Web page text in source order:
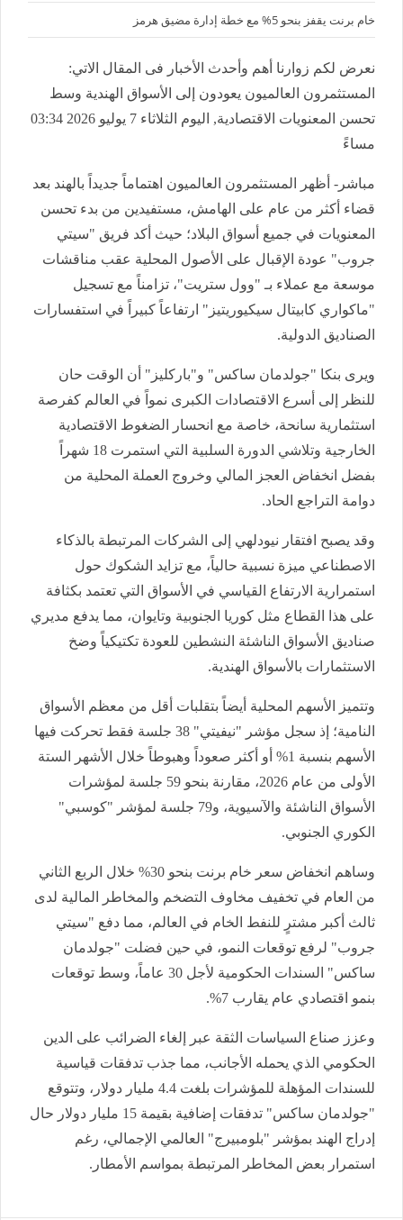
خام برنت يقفز بنحو 5% مع خطة إدارة مضيق هرمز
نعرض لكم زوارنا أهم وأحدث الأخبار فى المقال الاتي:
المستثمرون العالميون يعودون إلى الأسواق الهندية وسط
تحسن المعنويات الاقتصادية, اليوم الثلاثاء 7 يوليو 2026 03:34
مساءً
مباشر- أظهر المستثمرون العالميون اهتماماً جديداً بالهند بعد
قضاء أكثر من عام على الهامش، مستفيدين من بدء تحسن
المعنويات في جميع أسواق البلاد؛ حيث أكد فريق "سيتي
جروب" عودة الإقبال على الأصول المحلية عقب مناقشات
موسعة مع عملاء بـ "وول ستريت"، تزامناً مع تسجيل
"ماكواري كابيتال سيكيوريتيز" ارتفاعاً كبيراً في استفسارات
الصناديق الدولية.
ويرى بنكا "جولدمان ساكس" و"باركليز" أن الوقت حان
للنظر إلى أسرع الاقتصادات الكبرى نمواً في العالم كفرصة
استثمارية سانحة، خاصة مع انحسار الضغوط الاقتصادية
الخارجية وتلاشي الدورة السلبية التي استمرت 18 شهراً
بفضل انخفاض العجز المالي وخروج العملة المحلية من
دوامة التراجع الحاد.
وقد يصبح افتقار نيودلهي إلى الشركات المرتبطة بالذكاء
الاصطناعي ميزة نسبية حالياً، مع تزايد الشكوك حول
استمرارية الارتفاع القياسي في الأسواق التي تعتمد بكثافة
على هذا القطاع مثل كوريا الجنوبية وتايوان، مما يدفع مديري
صناديق الأسواق الناشئة النشطين للعودة تكتيكياً وضخ
الاستثمارات بالأسواق الهندية.
وتتميز الأسهم المحلية أيضاً بتقلبات أقل من معظم الأسواق
النامية؛ إذ سجل مؤشر "نيفيتي" 38 جلسة فقط تحركت فيها
الأسهم بنسبة 1% أو أكثر صعوداً وهبوطاً خلال الأشهر الستة
الأولى من عام 2026، مقارنة بنحو 59 جلسة لمؤشرات
الأسواق الناشئة والآسيوية، و79 جلسة لمؤشر "كوسبي"
الكوري الجنوبي.
وساهم انخفاض سعر خام برنت بنحو 30% خلال الربع الثاني
من العام في تخفيف مخاوف التضخم والمخاطر المالية لدى
ثالث أكبر مشترٍ للنفط الخام في العالم، مما دفع "سيتي
جروب" لرفع توقعات النمو، في حين فضلت "جولدمان
ساكس" السندات الحكومية لأجل 30 عاماً، وسط توقعات
بنمو اقتصادي عام يقارب 7%.
وعزز صناع السياسات الثقة عبر إلغاء الضرائب على الدين
الحكومي الذي يحمله الأجانب، مما جذب تدفقات قياسية
للسندات المؤهلة للمؤشرات بلغت 4.4 مليار دولار، وتتوقع
"جولدمان ساكس" تدفقات إضافية بقيمة 15 مليار دولار حال
إدراج الهند بمؤشر "بلومبيرج" العالمي الإجمالي، رغم
استمرار بعض المخاطر المرتبطة بمواسم الأمطار.